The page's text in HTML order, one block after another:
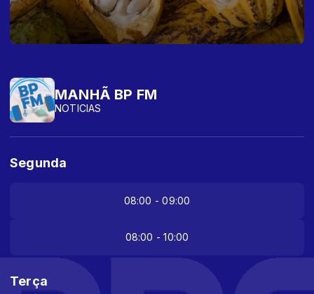
MANHÃ BP FM
NOTICIAS
Segunda
08:00 - 09:00
08:00 - 10:00
Terça